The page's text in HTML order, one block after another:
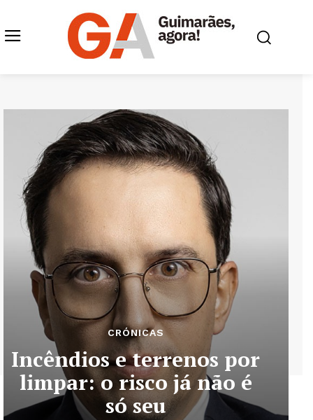
CRÓNICAS
Incêndios e terrenos por
limpar: o risco já não é
só seu